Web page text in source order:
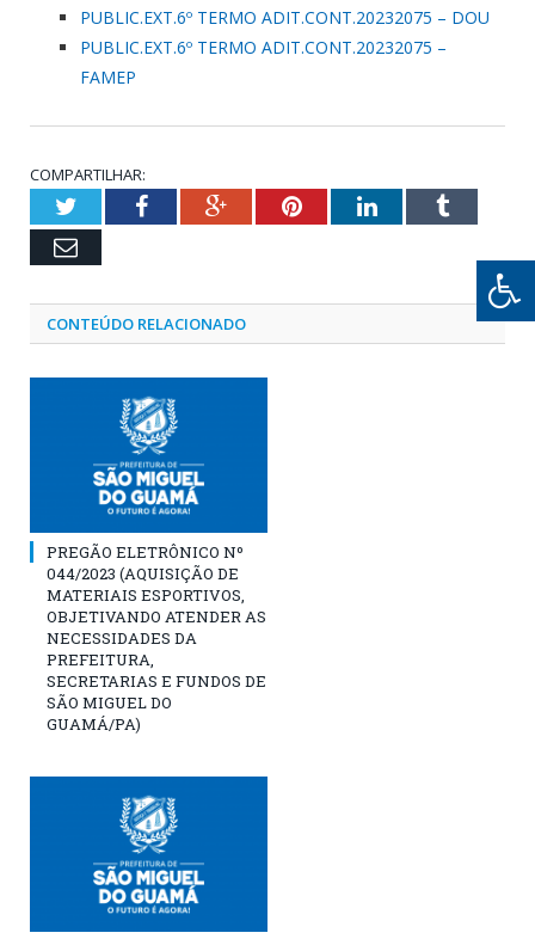
PUBLIC.EXT.6º TERMO ADIT.CONT.20232075 – DOU
PUBLIC.EXT.6º TERMO ADIT.CONT.20232075 –
FAMEP
COMPARTILHAR:
TwitterFacebookGoogle+PinterestLinkedInTumblr
Email
CONTEÚDO RELACIONADO
PREGÃO ELETRÔNICO Nº
044/2023 (AQUISIÇÃO DE
MATERIAIS ESPORTIVOS,
OBJETIVANDO ATENDER AS
NECESSIDADES DA
PREFEITURA,
SECRETARIAS E FUNDOS DE
SÃO MIGUEL DO
GUAMÁ/PA)